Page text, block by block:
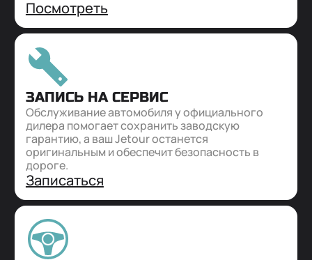
Посмотреть
ЗАПИСЬ НА СЕРВИС
Обслуживание автомобиля у официального
дилера помогает сохранить заводскую
гарантию, а ваш Jetour останется
оригинальным и обеспечит безопасность в
дороге.
Записаться